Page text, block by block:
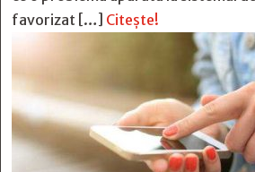
favorizat […] Citește!